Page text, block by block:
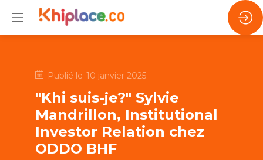
Publié le 10 janvier 2025
"Khi suis-je?" Sylvie
Mandrillon, Institutional
Investor Relation chez
ODDO BHF